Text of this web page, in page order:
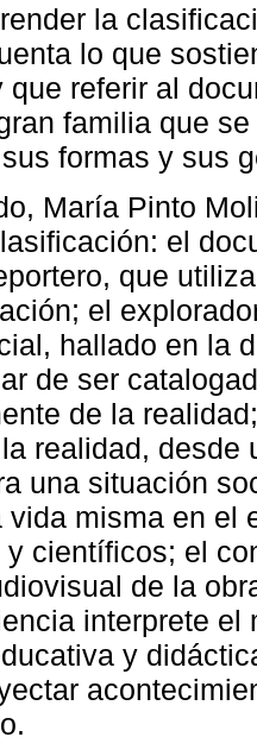
la
lo que
que referir al
familia que
formas y sus
María Pinto
el
que
el
hallado en la
de ser
de la
realidad,
una situación
vida misma en el
científicos; el
de la
interprete
y